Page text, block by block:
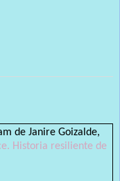
de Janire Goizalde,
Historia resiliente de